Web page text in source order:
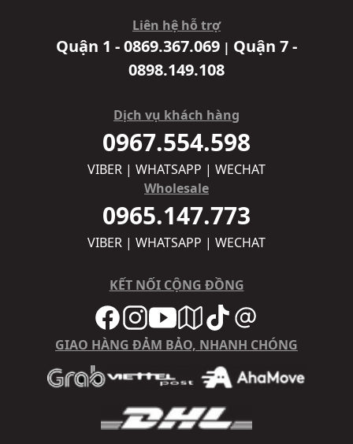
Liên hệ hỗ trợ
Quận 1 - 0869.367.069 | Quận 7 -
0898.149.108
Dịch vụ khách hàng
0967.554.598
VIBER | WHATSAPP | WECHAT
Wholesale
0965.147.773
VIBER | WHATSAPP | WECHAT
KẾT NỐI CỘNG ĐỒNG
GIAO HÀNG ĐẢM BẢO, NHANH CHÓNG